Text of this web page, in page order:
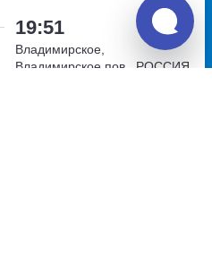
19:51
Владимирское,
Владимирское пов., РОССИЯ